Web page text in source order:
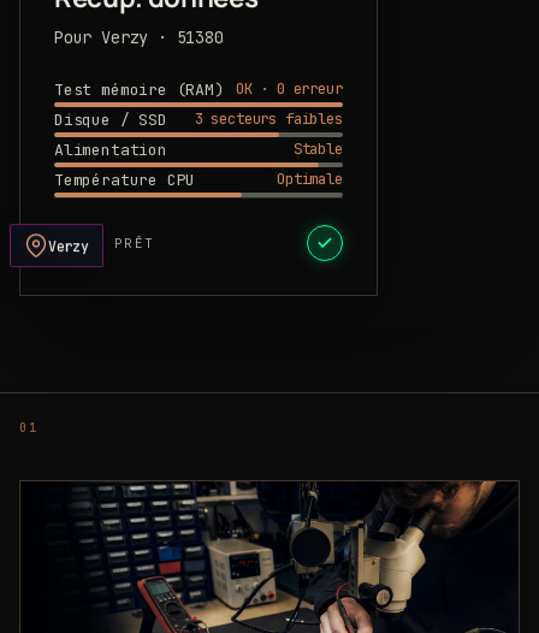
Pour Verzy · 51380
Test mémoire (RAM)
OK · 0 erreur
Disque / SSD
3 secteurs faibles
Alimentation
Stable
Température CPU
Optimale
DEVIS PRÊT
Verzy